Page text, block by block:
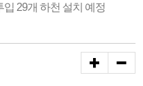
입 29개 하천 설치 예정